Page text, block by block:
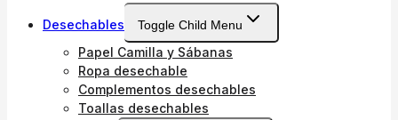
Desechables Toggle Child Menu
Papel Camilla y Sábanas
Ropa desechable
Complementos desechables
Toallas desechables